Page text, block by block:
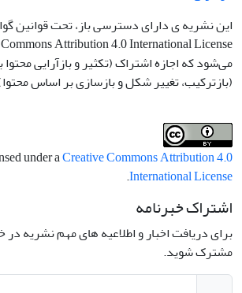
این نشریه ی دارای دسترسی باز، تحت قوانین
می‌شود که اجازه اشتراک (تکثیر و بازآرایی
(بازترکیب، تغییر شکل و بازسازی بر اساس
under aCreative Commons Attribution 4.0
International License
.
اشتراک خبرنامه
برای دریافت اخبار و اطلاعیه های مهم نشریه در
مشترک شوید.